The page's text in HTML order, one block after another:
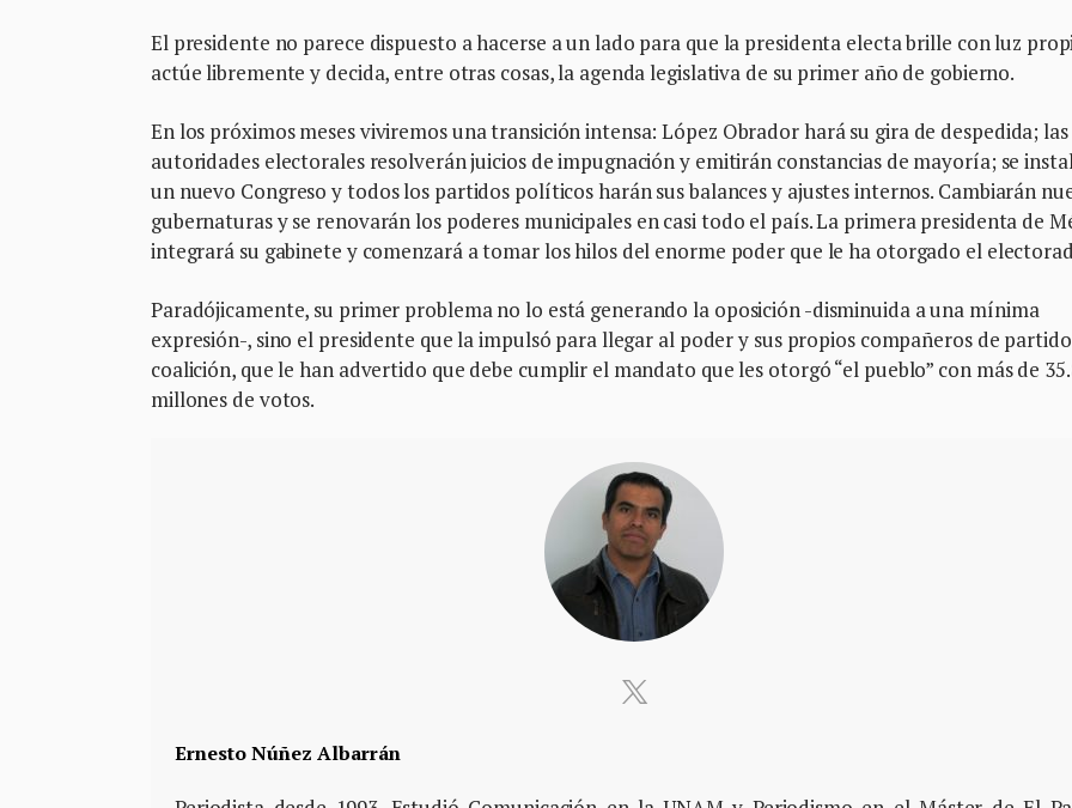
El presidente no parece dispuesto a hacerse a un lado para que la presidenta electa brille con luz
actúe libremente y decida, entre otras cosas, la agenda legislativa de su primer año de gobierno.
En los próximos meses viviremos una transición intensa: López Obrador hará su gira de despedida; las
autoridades electorales resolverán juicios de impugnación y emitirán constancias de mayoría; se
un nuevo Congreso y todos los partidos políticos harán sus balances y ajustes internos. Cambiarán
gubernaturas y se renovarán los poderes municipales en casi todo el país. La primera presidenta de
integrará su gabinete y comenzará a tomar los hilos del enorme poder que le ha otorgado el
Paradójicamente, su primer problema no lo está generando la oposición -disminuida a una mínima
expresión-, sino el presidente que la impulsó para llegar al poder y sus propios compañeros de
coalición, que le han advertido que debe cumplir el mandato que les otorgó “el pueblo” con más de
millones de votos.
Ernesto Núñez Albarrán